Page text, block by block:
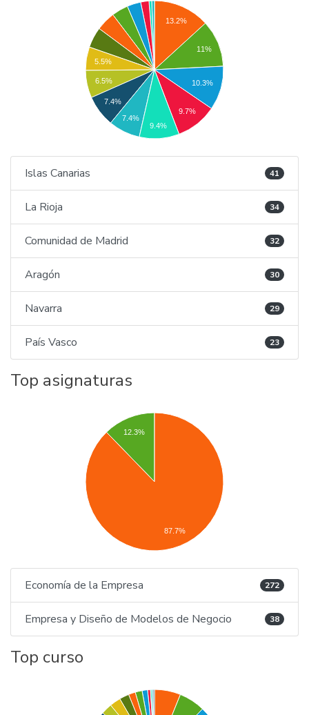
13.2%
11%
10.3%
9.7%
5.5%
6.5%
7.4%
7.4%
9.4%
Islas Canarias 41
La Rioja 34
Comunidad de Madrid 32
Aragón 30
Navarra 29
País Vasco 23
Top asignaturas
12.3%
87.7%
Economía de la Empresa 272
Empresa y Diseño de Modelos de Negocio 38
Top curso